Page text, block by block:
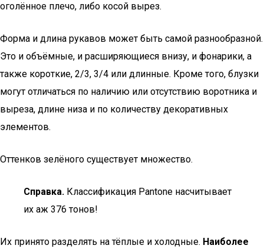
оголённое плечо, либо косой вырез.
Форма и длина рукавов может быть самой разнообразной.
Это и объёмные, и расширяющиеся внизу, и фонарики, а
также короткие, 2/3, 3/4 или длинные. Кроме того, блузки
могут отличаться по наличию или отсутствию воротника и
выреза, длине низа и по количеству декоративных
элементов.
Оттенков зелёного существует множество.
Справка. Классификация Pantone насчитывает
их аж 376 тонов!
Их принято разделять на тёплые и холодные. Наиболее